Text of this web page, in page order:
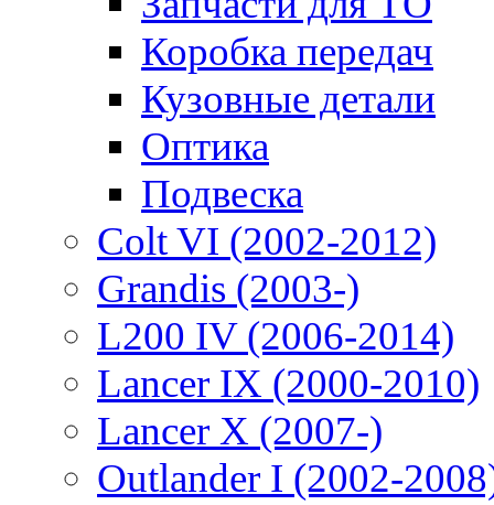
Коробка передач
Кузовные детали
Оптика
Подвеска
Colt VI (2002-2012)
Grandis (2003-)
L200 IV (2006-2014)
Lancer IX (2000-2010)
Lancer X (2007-)
Outlander I (2002-